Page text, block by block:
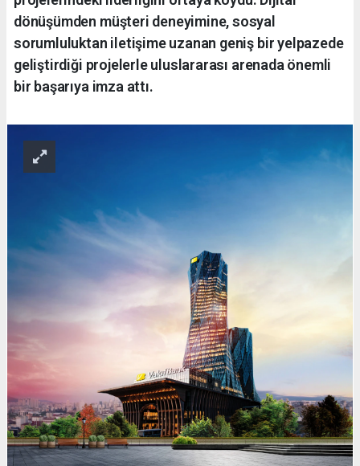
dönüşümden müşteri deneyimine, sosyal
sorumluluktan iletişime uzanan geniş bir yelpazede
geliştirdiği projelerle uluslararası arenada önemli
bir başarıya imza attı.